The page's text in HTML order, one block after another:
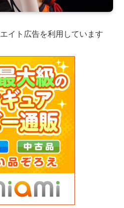
イト広告を利用しています